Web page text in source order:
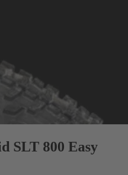
SLT 800 Easy